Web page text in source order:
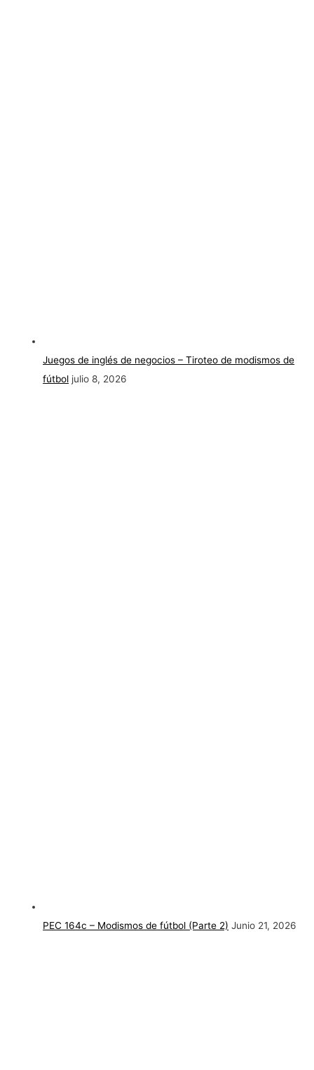
Juegos de inglés de negocios – Tiroteo de modismos de
fútbol julio 8, 2026
PEC 164c – Modismos de fútbol (Parte 2) Junio 21, 2026